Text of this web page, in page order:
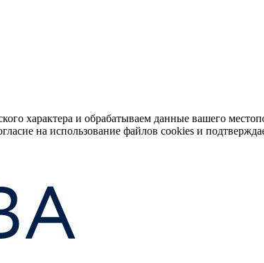
характера и обрабатываем данные вашего
на использование файлов cookies и